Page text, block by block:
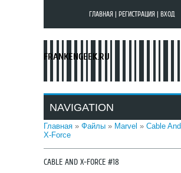
ГЛАВНАЯ РЕГИСТРАЦИЯ ВХОД
FRANKENGEEK.RU
NAVIGATION
Главная » Файлы » Marvel » Cable And
X-Force
CABLE AND X-FORCE #18